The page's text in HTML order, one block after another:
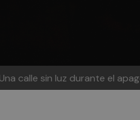
Una calle sin luz durante el